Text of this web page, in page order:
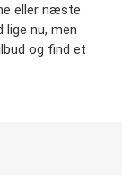
eller næste
lige nu, men
og find et